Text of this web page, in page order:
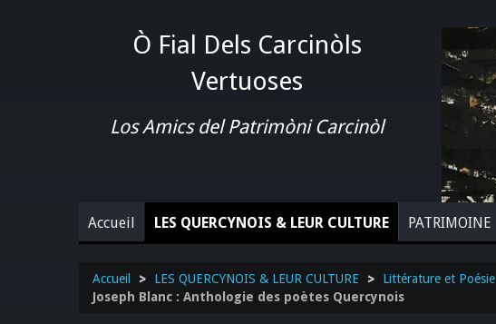
Ò Fial Dels Carcinòls
Vertuoses
Los Amics del Patrimòni Carcinòl
Accueil LES QUERCYNOIS & LEUR CULTURE PATRIMOINE
Accueil > LES QUERCYNOIS & LEUR CULTURE > Littérature et Poésie
Joseph Blanc : Anthologie des poètes Quercynois